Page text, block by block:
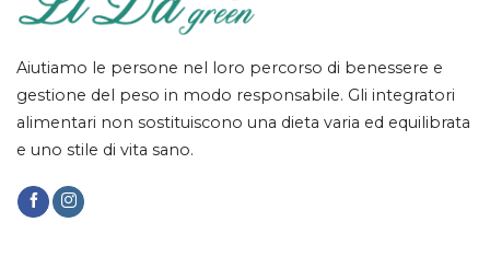
Aiutiamo le persone nel loro percorso di benessere e
gestione del peso in modo responsabile. Gli integratori
alimentari non sostituiscono una dieta varia ed equilibrata
e uno stile di vita sano.